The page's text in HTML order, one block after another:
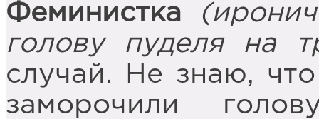
Феминистка
голову пуделя на
случай. Не знаю,
заморочили